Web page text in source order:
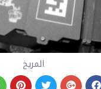
المريخ